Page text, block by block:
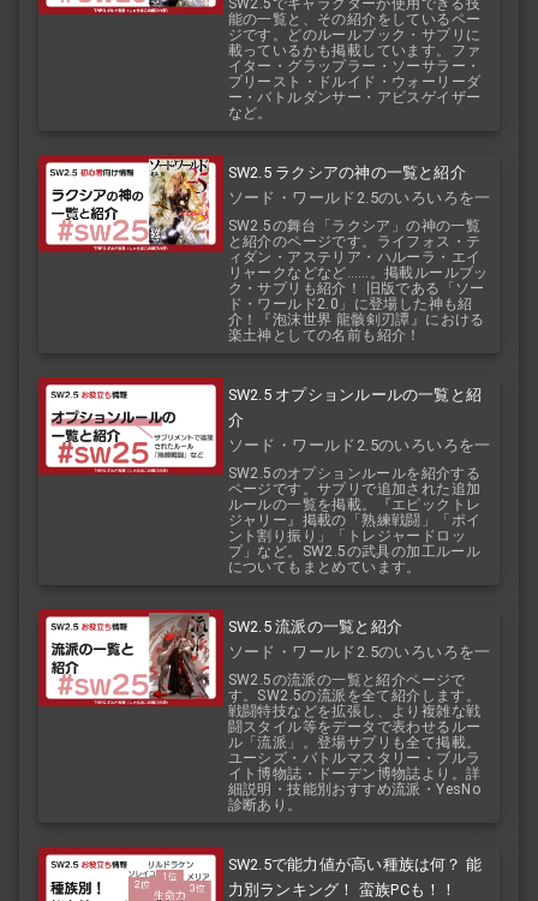
SW2.5でキャラクターが使用できる技
能の一覧と、その紹介をしているペー
ジです。どのルールブック・サプリに
載っているかも掲載しています。ファ
イター・グラップラー・ソーサラー・
プリースト・ドルイド・ウォーリーダ
ー・バトルダンサー・アビスゲイザー
など。
SW2.5 ラクシアの神の一覧と紹介
ソード・ワールド2.5のいろいろを一
覧で！
SW2.5の舞台「ラクシア」の神の一覧
と紹介のページです。ライフォス・テ
ィダン・アステリア・ハルーラ・エイ
リャークなどなど……。掲載ルールブッ
ク・サプリも紹介！ 旧版である「ソー
ド・ワールド2.0」に登場した神も紹
介！『泡沫世界 龍骸剣刃譚』における
楽土神としての名前も紹介！
SW2.5 オプションルールの一覧と紹
介
ソード・ワールド2.5のいろいろを一
覧で！
SW2.5のオプションルールを紹介する
ページです。サプリで追加された追加
ルールの一覧を掲載。『エピックトレ
ジャリー』掲載の「熟練戦闘」「ポイ
ント割り振り」「トレジャードロッ
プ」など。SW2.5の武具の加工ルール
についてもまとめています。
SW2.5 流派の一覧と紹介
ソード・ワールド2.5のいろいろを一
覧で！
SW2.5の流派の一覧と紹介ページで
す。SW2.5の流派を全て紹介します。
戦闘特技などを拡張し、より複雑な戦
闘スタイル等をデータで表わせるルー
ル「流派」。登場サプリも全て掲載。
ユーシズ・バトルマスタリー・ブルラ
イト博物誌・ドーデン博物誌より。詳
細説明・技能別おすすめ流派・YesNo
診断あり。
SW2.5で能力値が高い種族は何？ 能
力別ランキング！ 蛮族PCも！！